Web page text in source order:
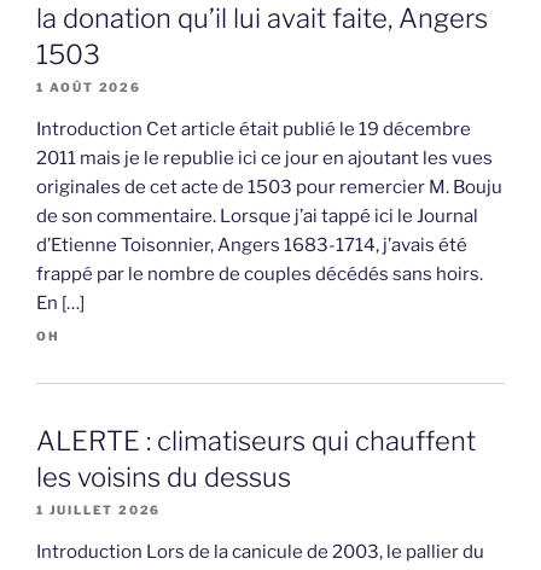
la donation qu’il lui avait faite, Angers
1503
1 AOÛT 2026
Introduction Cet article était publié le 19 décembre
2011 mais je le republie ici ce jour en ajoutant les vues
originales de cet acte de 1503 pour remercier M. Bouju
de son commentaire. Lorsque j’ai tappé ici le Journal
d’Etienne Toisonnier, Angers 1683-1714, j’avais été
frappé par le nombre de couples décédés sans hoirs.
En […]
OH
ALERTE : climatiseurs qui chauffent
les voisins du dessus
1 JUILLET 2026
Introduction Lors de la canicule de 2003, le pallier du